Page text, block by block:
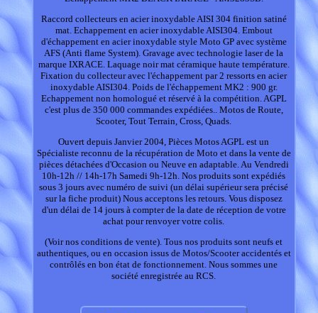
Raccord collecteurs en acier inoxydable AISI 304 finition satiné
mat. Echappement en acier inoxydable AISI304. Embout
d'échappement en acier inoxydable style Moto GP avec système
AFS (Anti flame System). Gravage avec technologie laser de la
marque IXRACE. Laquage noir mat céramique haute température.
Fixation du collecteur avec l'échappement par 2 ressorts en acier
inoxydable AISI304. Poids de l'échappement MK2 : 900 gr.
Echappement non homologué et réservé à la compétition. AGPL
c'est plus de 350 000 commandes expédiées.. Motos de Route,
Scooter, Tout Terrain, Cross, Quads.
Ouvert depuis Janvier 2004, Pièces Motos AGPL est un
Spécialiste reconnu de la récupération de Moto et dans la vente de
pièces détachées d'Occasion ou Neuve en adaptable. Au Vendredi
10h-12h // 14h-17h Samedi 9h-12h. Nos produits sont expédiés
sous 3 jours avec numéro de suivi (un délai supérieur sera précisé
sur la fiche produit) Nous acceptons les retours. Vous disposez
d'un délai de 14 jours à compter de la date de réception de votre
achat pour renvoyer votre colis.
(Voir nos conditions de vente). Tous nos produits sont neufs et
authentiques, ou en occasion issus de Motos/Scooter accidentés et
contrôlés en bon état de fonctionnement. Nous sommes une
société enregistrée au RCS.